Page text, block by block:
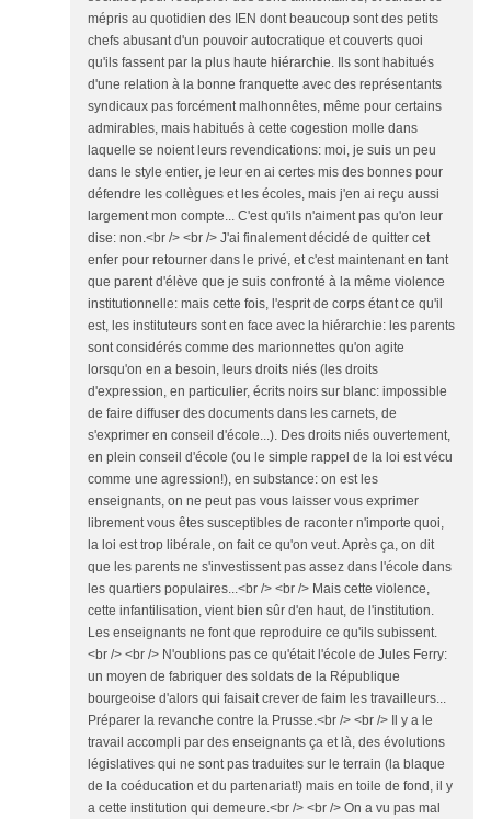
mépris au quotidien des IEN dont beaucoup sont des petits
chefs abusant d'un pouvoir autocratique et couverts quoi
qu'ils fassent par la plus haute hiérarchie. Ils sont habitués
d'une relation à la bonne franquette avec des représentants
syndicaux pas forcément malhonnêtes, même pour certains
admirables, mais habitués à cette cogestion molle dans
laquelle se noient leurs revendications: moi, je suis un peu
dans le style entier, je leur en ai certes mis des bonnes pour
défendre les collègues et les écoles, mais j'en ai reçu aussi
largement mon compte... C'est qu'ils n'aiment pas qu'on leur
dise: non.<br /> <br /> J'ai finalement décidé de quitter cet
enfer pour retourner dans le privé, et c'est maintenant en tant
que parent d'élève que je suis confronté à la même violence
institutionnelle: mais cette fois, l'esprit de corps étant ce qu'il
est, les instituteurs sont en face avec la hiérarchie: les parents
sont considérés comme des marionnettes qu'on agite
lorsqu'on en a besoin, leurs droits niés (les droits
d'expression, en particulier, écrits noirs sur blanc: impossible
de faire diffuser des documents dans les carnets, de
s'exprimer en conseil d'école...). Des droits niés ouvertement,
en plein conseil d'école (ou le simple rappel de la loi est vécu
comme une agression!), en substance: on est les
enseignants, on ne peut pas vous laisser vous exprimer
librement vous êtes susceptibles de raconter n'importe quoi,
la loi est trop libérale, on fait ce qu'on veut. Après ça, on dit
que les parents ne s'investissent pas assez dans l'école dans
les quartiers populaires...<br /> <br /> Mais cette violence,
cette infantilisation, vient bien sûr d'en haut, de l'institution.
Les enseignants ne font que reproduire ce qu'ils subissent.
<br /> <br /> N'oublions pas ce qu'était l'école de Jules Ferry:
un moyen de fabriquer des soldats de la République
bourgeoise d'alors qui faisait crever de faim les travailleurs...
Préparer la revanche contre la Prusse.<br /> <br /> Il y a le
travail accompli par des enseignants ça et là, des évolutions
législatives qui ne sont pas traduites sur le terrain (la blaque
de la coéducation et du partenariat!) mais en toile de fond, il y
a cette institution qui demeure.<br /> <br /> On a vu pas mal